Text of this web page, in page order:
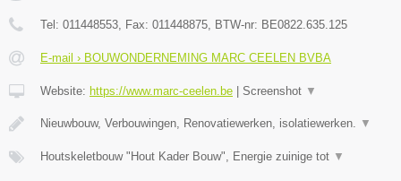
Tel: 011448553, Fax: 011448875, BTW-nr: BE0822.635.125
E-mail › BOUWONDERNEMING MARC CEELEN BVBA
Website: https://www.marc-ceelen.be Screenshot ▼
Nieuwbouw, Verbouwingen, Renovatiewerken, isolatiewerken. ▼
Houtskeletbouw "Hout Kader Bouw", Energie zuinige tot ▼